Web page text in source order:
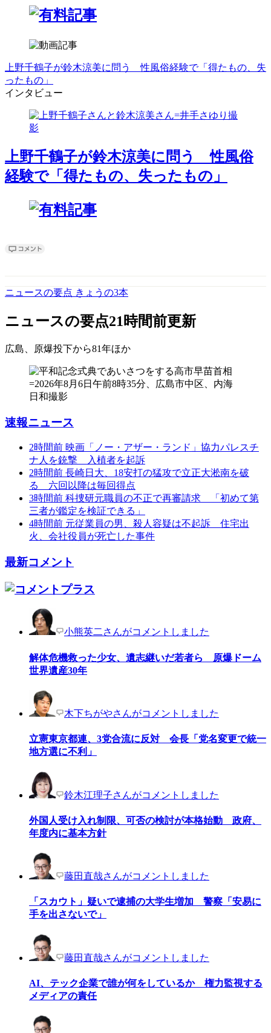
上野千鶴子が鈴木涼美に問う 性風俗経験で「得たもの、失
ったもの」
インタビュー
上野千鶴子が鈴木涼美に問う 性風俗
経験で「得たもの、失ったもの」
ニュースの要点 きょうの3本
ニュースの要点21時間前更新
広島、原爆投下から81年ほか
速報ニュース
2時間前 映画「ノー・アザー・ランド」協力パレスチ
ナ人を銃撃 入植者を起訴
2時間前 長崎日大、18安打の猛攻で立正大淞南を破
る 六回以降は毎回得点
3時間前 科捜研元職員の不正で再審請求 「初めて第
三者が鑑定を検証できる」
4時間前 元従業員の男、殺人容疑は不起訴 住宅出
火、会社役員が死亡した事件
最新コメント
小熊英二さんがコメントしました
解体危機救った少女、遺志継いだ若者ら 原爆ドーム
世界遺産30年
木下ちがやさんがコメントしました
立憲東京都連、3党合流に反対 会長「党名変更で統一
地方選に不利」
鈴木江理子さんがコメントしました
外国人受け入れ制限、可否の検討が本格始動 政府、
年度内に基本方針
藤田直哉さんがコメントしました
「スカウト」疑いで逮捕の大学生増加 警察「安易に
手を出さないで」
藤田直哉さんがコメントしました
AI、テック企業で誰が何をしているか 権力監視する
メディアの責任